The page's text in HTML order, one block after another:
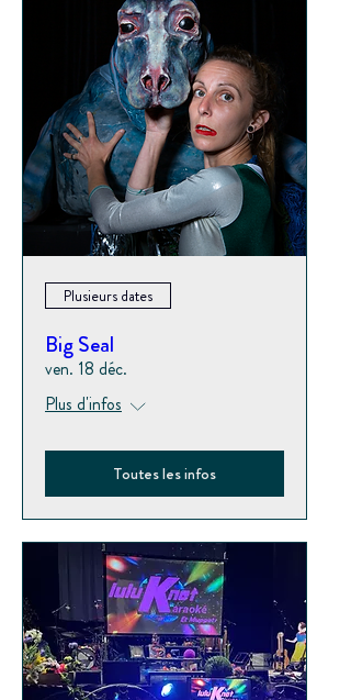
Plusieurs dates
Big Seal
ven. 18 déc.
Plus d'infos
Toutes les infos